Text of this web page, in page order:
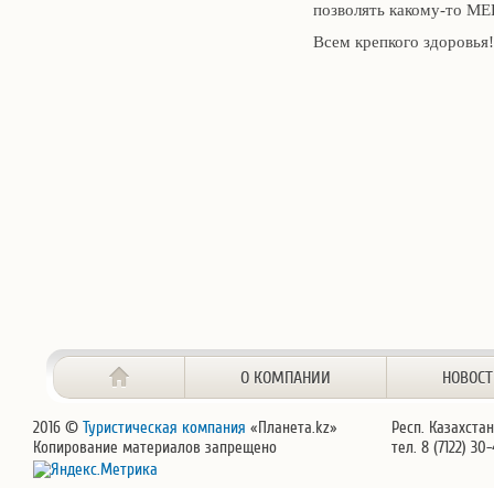
позволять какому-то
Всем крепкого здоровья!
О КОМПАНИИ
2016 © Туристическая компания «Планета.kz»
Копирование материалов запрещено
Респ.
тел. 8 (7122)